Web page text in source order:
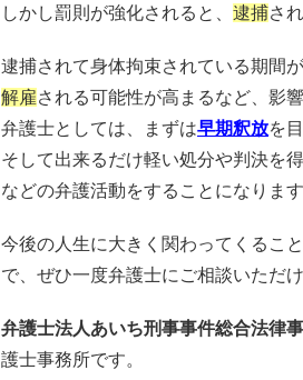
しかし罰則が強化されると、 逮捕さ
逮捕されて身体拘束されている期間
解雇される可能性が高まるなど、影
弁護士としては、まずは早期釈放を
そして出来るだけ軽い処分や判決を
などの弁護活動をすることになります
今後の人生に大きく関わってくるこ
で、ぜひ一度弁護士にご相談いただ
弁護士法人あいち刑事事件総合法律
護士事務所です。